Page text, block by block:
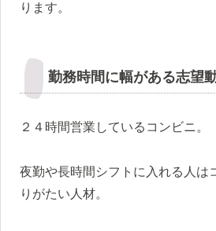
ります。
勤務時間に幅がある志望
２４時間営業しているコンビニ。
夜勤や長時間シフトに入れる人は
りがたい人材。